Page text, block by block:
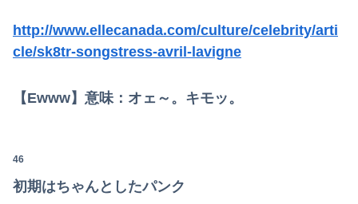
http://www.ellecanada.com/culture/celebrity/arti
cle/sk8tr-songstress-avril-lavigne
【Ewww】意味：オェ～。キモッ。
46
初期はちゃんとしたパンク